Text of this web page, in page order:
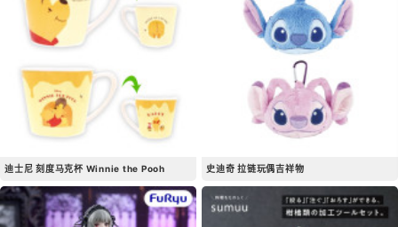
迪士尼 刻度马克杯 Winnie the Pooh 史迪奇 拉链玩偶吉祥物